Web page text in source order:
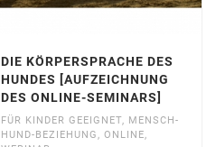
DIE KÖRPERSPRACHE DES
HUNDES [AUFZEICHNUNG
DES ONLINE-SEMINARS]
FÜR KINDER GEEIGNET, MENSCH-
HUND-BEZIEHUNG, ONLINE,